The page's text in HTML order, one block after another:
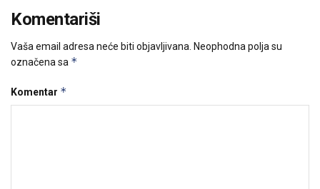
Komentariši
Vaša email adresa neće biti objavljivana. Neophodna polja su
označena sa *
Komentar *